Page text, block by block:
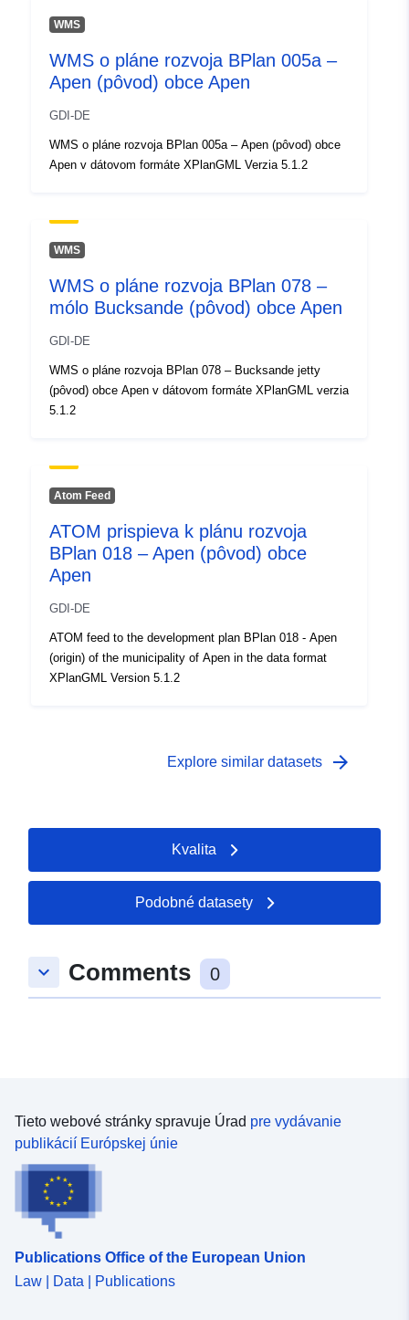
Zemepisné
pokrytie:
Súradnice:
53.2173476 ], [ 7.8151873,
53.2173476 ], [ 7.8151873,
zdroje:
Zodpovedá:
uriRef:
WMS
WMS o pláne rozvoja BPlan 005a –
Apen (pôvod) obce Apen
GDI-DE
WMS o pláne rozvoja BPlan 005a – Apen (pôvod) obce
Apen v dátovom formáte XPlanGML Verzia 5.1.2
WMS
WMS o pláne rozvoja BPlan 078 –
mólo Bucksande (pôvod) obce Apen
GDI-DE
WMS o pláne rozvoja BPlan 078 – Bucksande jetty
(pôvod) obce Apen v dátovom formáte XPlanGML verzia
5.1.2
Atom Feed
ATOM prispieva k plánu rozvoja
BPlan 018 – Apen (pôvod) obce
Apen
GDI-DE
ATOM feed to the development plan BPlan 018 - Apen
(origin) of the municipality of Apen in the data format
XPlanGML Version 5.1.2
Explore similar datasets arrow_forward
Kvalita
Podobné datasety
keyboard_arrow_down Comments 0
Tieto webové stránky spravuje Úrad pre vydávanie
publikácií Európskej únie
Publications Office of the European Union
Law | Data | Publications